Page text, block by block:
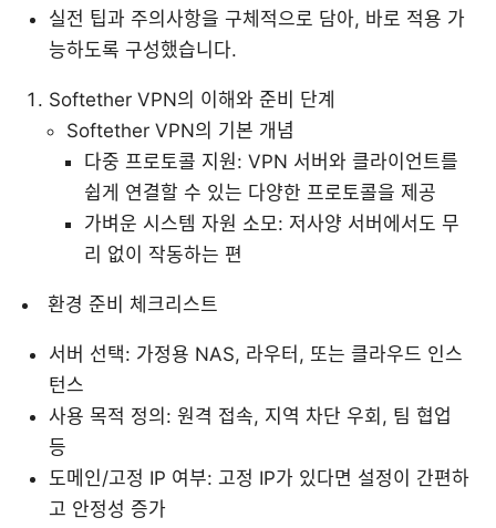
실전 팁과 주의사항을 구체적으로 담아, 바로 적용 가
능하도록 구성했습니다.
Softether VPN의 이해와 준비 단계
Softether VPN의 기본 개념
다중 프로토콜 지원: VPN 서버와 클라이언트를
쉽게 연결할 수 있는 다양한 프로토콜을 제공
가벼운 시스템 자원 소모: 저사양 서버에서도 무
리 없이 작동하는 편
환경 준비 체크리스트
서버 선택: 가정용 NAS, 라우터, 또는 클라우드 인스
턴스
사용 목적 정의: 원격 접속, 지역 차단 우회, 팀 협업
등
도메인/고정 IP 여부: 고정 IP가 있다면 설정이 간편하
고 안정성 증가